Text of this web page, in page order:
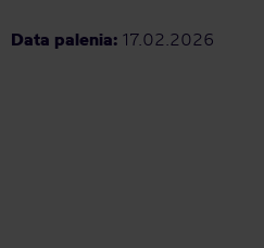
Data palenia: 17.02.2026